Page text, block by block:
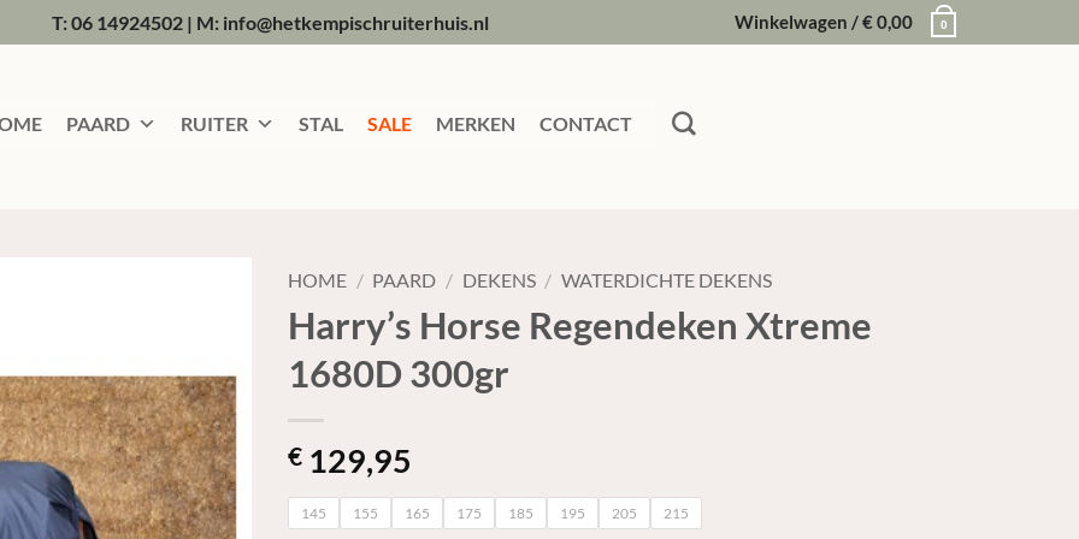
T: 06 14924502| M: info@hetkempischruiterhuis.nl Winkelwagen /€0,00 0
PAARD RUITER STAL SALE MERKEN CONTACT
HOME / PAARD / DEKENS / WATERDICHTE DEKENS
Harry’s Horse Regendeken Xtreme
1680D 300gr
€ 129,95
145 155 165 175 185 195 205 215